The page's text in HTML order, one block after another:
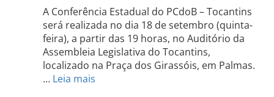
A Conferência Estadual do PCdoB – Tocantins
será realizada no dia 18 de setembro (quinta-
feira), a partir das 19 horas, no Auditório da
Assembleia Legislativa do Tocantins,
localizado na Praça dos Girassóis, em Palmas.
… Leia mais